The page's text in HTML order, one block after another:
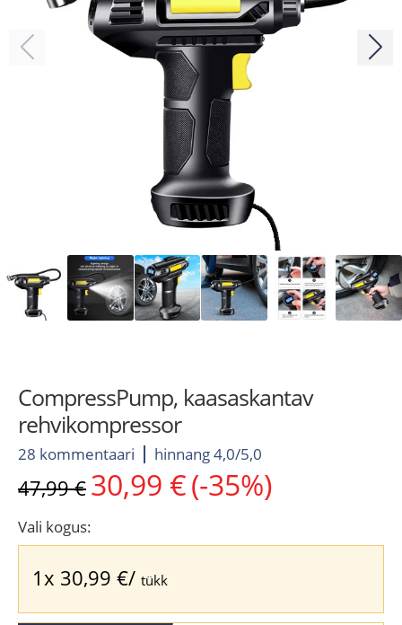
CompressPump, kaasaskantav
rehvikompressor
28 kommentaari hinnang 4,0/5,0
47,99€ Algne
hind
oli:
47,99 €.
30,99 € Current
price
30,99 €.
(-35%)
Vali kogus:
1x 30,99 €/ tükk